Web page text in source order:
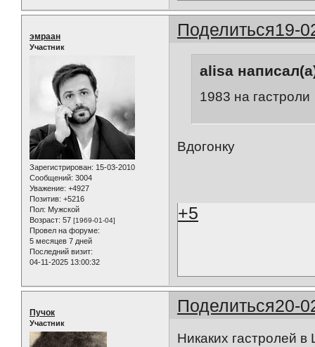
Поделиться19-
эмраан
Участник
Зарегистрирован: 15-03-2010
Сообщений: 3004
Уважение: +4927
Позитив: +5216
Пол: Мужской
Возраст: 57 [1969-01-04]
Провел на форуме:
5 месяцев 7 дней
Последний визит:
04-11-2025 13:00:32
alisa
1983 на
Вдогонку
+5
Поделиться20-
Пучок
Участник
Никаких гастролей